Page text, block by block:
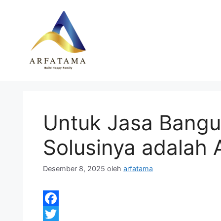
Untuk Jasa
Solusinya adalah
Desember 8, 2025 oleh arfatama
F